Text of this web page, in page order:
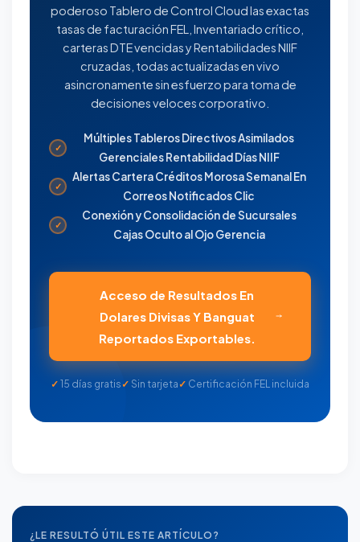
poderoso Tablero de Control Cloud las exactas
tasas de facturación FEL, Inventariado crítico,
carteras DTE vencidas y Rentabilidades NIIF
cruzadas, todas actualizadas en vivo
asincronamente sin esfuerzo para toma de
decisiones veloces corporativo.
✓
Múltiples Tableros Directivos Asimilados
Gerenciales Rentabilidad Días NIIF
✓
Alertas Cartera Créditos Morosa Semanal En
Correos Notificados Clic
✓
Conexión y Consolidación de Sucursales
Cajas Oculto al Ojo Gerencia
Acceso de Resultados En
Dolares Divisas Y Banguat
Reportados Exportables.
15 días gratis Sin tarjeta Certificación FEL incluida
¿LE RESULTÓ ÚTIL ESTE ARTÍCULO?